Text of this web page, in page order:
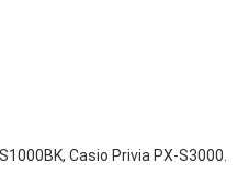
Casio Privia PX-S3000.